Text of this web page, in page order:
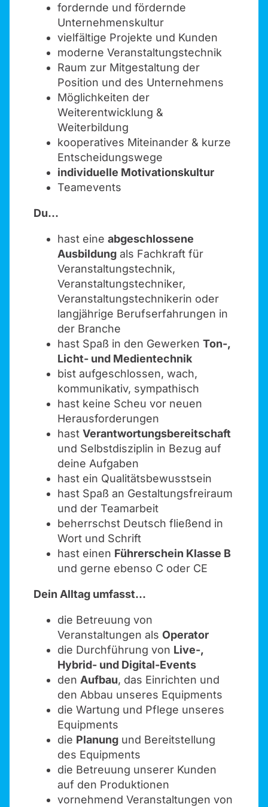
fordernde und fördernde
Unternehmenskultur
vielfältige Projekte und Kunden
moderne Veranstaltungstechnik
Raum zur Mitgestaltung der
Position und des Unternehmens
Möglichkeiten der
Weiterentwicklung &
Weiterbildung
kooperatives Miteinander & kurze
Entscheidungswege
individuelle Motivationskultur
Teamevents
Du...
hast eine abgeschlossene
Ausbildung als Fachkraft für
Veranstaltungstechnik,
Veranstaltungstechniker,
Veranstaltungstechnikerin oder
langjährige Berufserfahrungen in
der Branche
hast Spaß in den Gewerken Ton-,
Licht- und Medientechnik
bist aufgeschlossen, wach,
kommunikativ, sympathisch
hast keine Scheu vor neuen
Herausforderungen
hast Verantwortungsbereitschaft
und Selbstdisziplin in Bezug auf
deine Aufgaben
hast ein Qualitätsbewusstsein
hast Spaß an Gestaltungsfreiraum
und der Teamarbeit
beherrschst Deutsch fließend in
Wort und Schrift
hast einen Führerschein Klasse B
und gerne ebenso C oder CE
Dein Alltag umfasst...
die Betreuung von
Veranstaltungen als Operator
die Durchführung von Live-,
Hybrid- und Digital-Events
den Aufbau, das Einrichten und
den Abbau unseres Equipments
die Wartung und Pflege unseres
Equipments
die Planung und Bereitstellung
des Equipments
die Betreuung unserer Kunden
auf den Produktionen
vornehmend Veranstaltungen von